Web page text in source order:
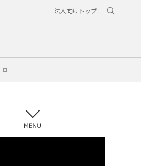
法人向けトップ